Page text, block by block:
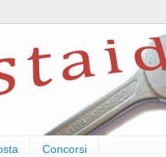
Concorsi